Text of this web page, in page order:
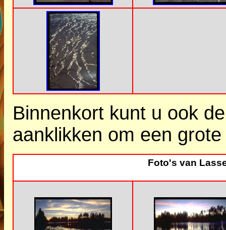
Binnenkort kunt u ook
aanklikken om een
Foto's van